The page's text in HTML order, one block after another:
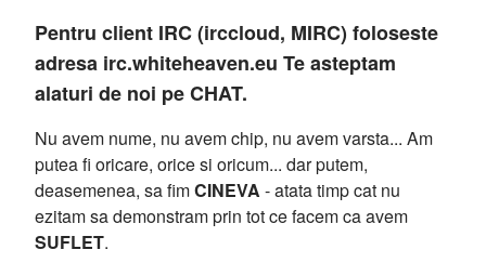
Pentru client IRC (irccloud, MIRC) foloseste
adresa irc.whiteheaven.eu Te asteptam
alaturi de noi pe CHAT.
Nu avem nume, nu avem chip, nu avem varsta... Am
putea fi oricare, orice si oricum... dar putem,
deasemenea, sa fimCINEVA - atata timp cat nu
ezitam sa demonstram prin tot ce facem ca avem
SUFLET.